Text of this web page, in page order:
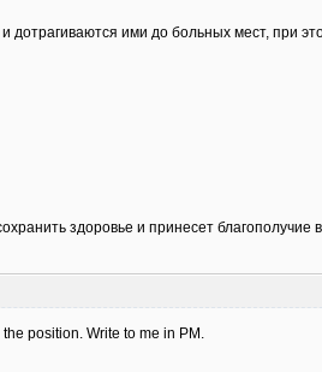
дотрагиваются ими до больных мест, при
здоровье и принесет благополучие
position. Write to me in PM.